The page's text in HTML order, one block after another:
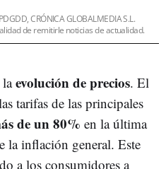
CRÓNICA GLOBALMEDIA S.L.
de remitirle noticias de actualidad.
laevolución de precios. El
tarifas de las principales
de un 80% en la última
la inflación general. Este
a los consumidores a